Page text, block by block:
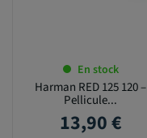
En stock
Harman RED 125 120 –
Pellicule...
Prix
13,90 €